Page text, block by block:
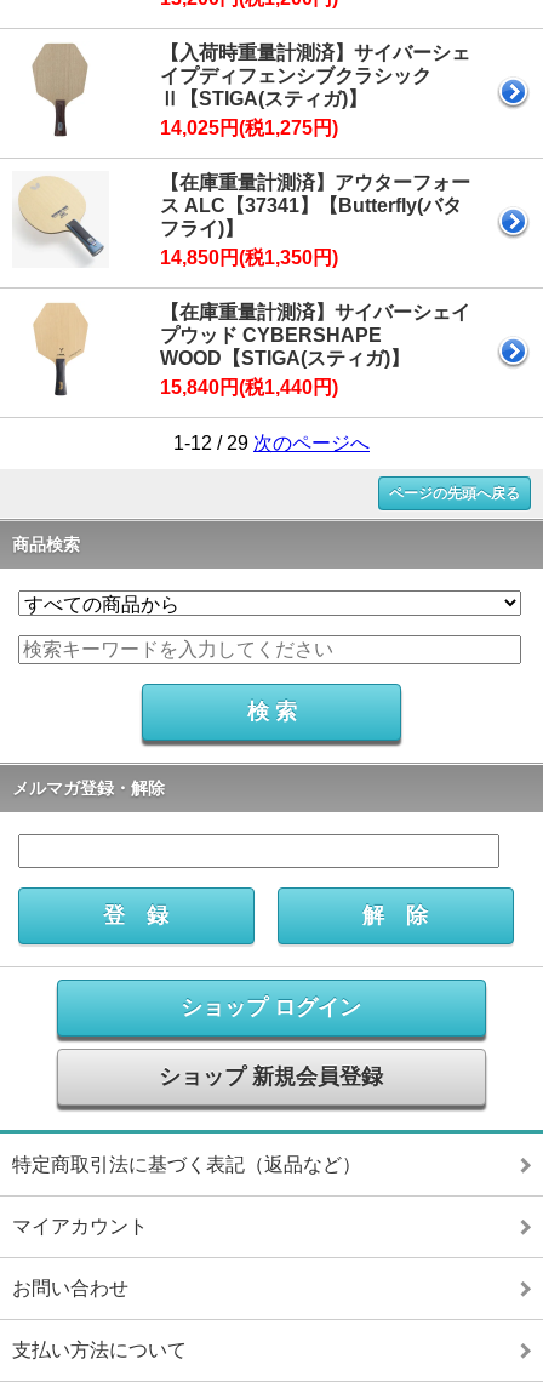
【入荷時重量計測済】サイバーシェ
イプディフェンシブクラシック
Ⅱ【STIGA(スティガ)】
14,025円(税1,275円)
【在庫重量計測済】アウターフォー
ス ALC【37341】【Butterfly(バタ
フライ)】
14,850円(税1,350円)
【在庫重量計測済】サイバーシェイ
プウッド CYBERSHAPE
WOOD【STIGA(スティガ)】
15,840円(税1,440円)
1-12 / 29 次のページへ
ページの先頭へ戻る
商品検索
メルマガ登録・解除
ショップ ログイン
ショップ 新規会員登録
特定商取引法に基づく表記（返品など）
マイアカウント
お問い合わせ
支払い方法について